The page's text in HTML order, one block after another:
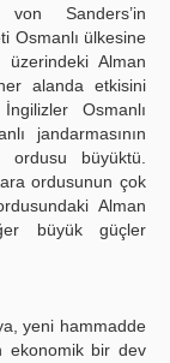
Sanders’in
Osmanlı ülkesine
Alman
alanda etkisini
Osmanlı
jandarmasının
ordusu büyüktü.
ordusunun çok
Alman
büyük güçler
yeni hammadde
ekonomik bir dev